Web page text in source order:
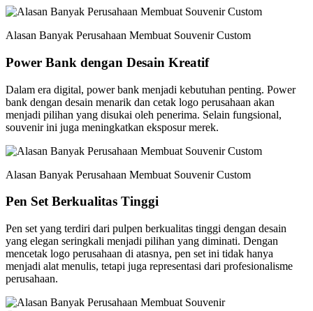
Alasan Banyak Perusahaan Membuat Souvenir Custom
Power Bank dengan Desain Kreatif
Dalam era digital, power bank menjadi kebutuhan penting. Power
bank dengan desain menarik dan cetak logo perusahaan akan
menjadi pilihan yang disukai oleh penerima. Selain fungsional,
souvenir ini juga meningkatkan eksposur merek.
Alasan Banyak Perusahaan Membuat Souvenir Custom
Pen Set Berkualitas Tinggi
Pen set yang terdiri dari pulpen berkualitas tinggi dengan desain
yang elegan seringkali menjadi pilihan yang diminati. Dengan
mencetak logo perusahaan di atasnya, pen set ini tidak hanya
menjadi alat menulis, tetapi juga representasi dari profesionalisme
perusahaan.